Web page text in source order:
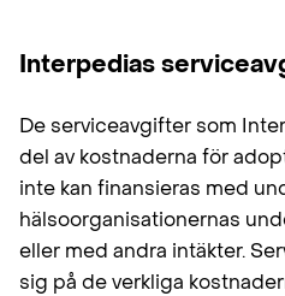
Interpedias
De serviceavgifter som
del av kostnaderna för
inte kan finansieras med
hälsoorganisationernas
eller med andra intäkter.
sig på de verkliga